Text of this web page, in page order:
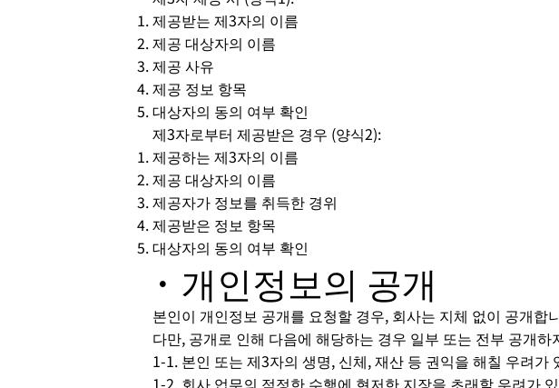
제공받는 제3자의 이름
제공 대상자의 이름
제공 사유
제공 정보 항목
대상자의 동의 여부 확인
제3자로부터 제공받은 경우 (양식2):
제공하는 제3자의 이름
제공 대상자의 이름
제공자가 정보를 취득한 경위
제공받은 정보 항목
대상자의 동의 여부 확인
· 개인정보의 공개
본인이 개인정보 공개를 요청할 경우, 회사는 지체 없이 공개합
다만, 공개로 인해 다음에 해당하는 경우 일부 또는 전부 공개
1-1. 본인 또는 제3자의 생명, 신체, 재산 등 권익을 해칠 우려가
1-2. 회사 업무의 적정한 수행에 현저한 지장을 초래할 우려가